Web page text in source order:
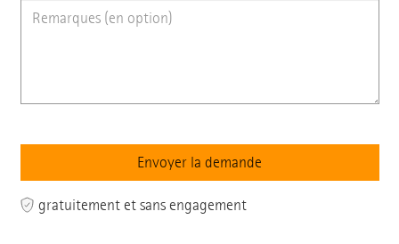
gratuitement et sans engagement